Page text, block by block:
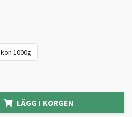
kon 1000g
LÄGG I KORGEN